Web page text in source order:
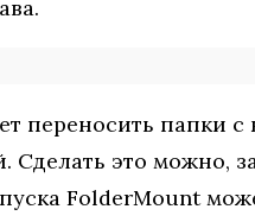
переносить папки с
Сделать это можно,
FolderMount